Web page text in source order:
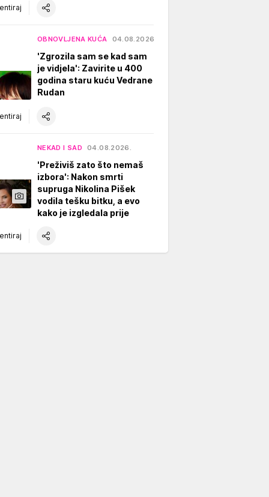
OBNOVLJENA KUĆA 04.08.2026.
'Zgrozila sam se kad sam
je vidjela': Zavirite u 400
godina staru kuću Vedrane
Rudan
NEKAD I SAD 04.08.2026.
'Preživiš zato što nemaš
izbora': Nakon smrti
supruga Nikolina Pišek
vodila tešku bitku, a evo
kako je izgledala prije